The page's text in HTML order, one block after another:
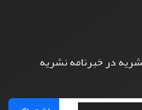
در خبرنامه نشریه